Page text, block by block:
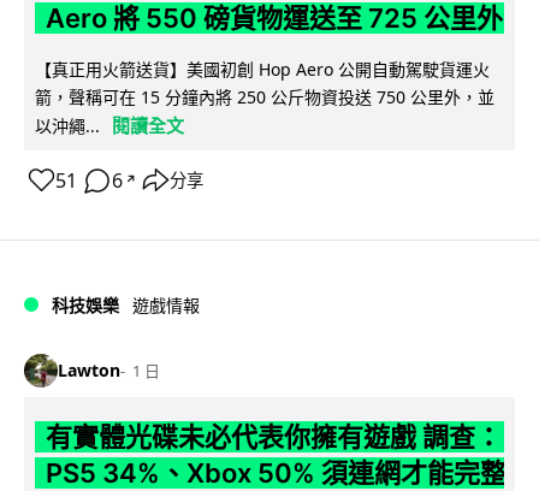
Aero 將 550 磅貨物運送至 725 公里外
【真正用火箭送貨】美國初創 Hop Aero 公開自動駕駛貨運火
箭，聲稱可在 15 分鐘內將 250 公斤物資投送 750 公里外，並
以沖繩...
閱讀全文
51 6 ↗ 分享
科技娛樂 遊戲情報
Lawton 1 日
有實體光碟未必代表你擁有遊戲 調查：
PS5 34%、Xbox 50% 須連網才能完整